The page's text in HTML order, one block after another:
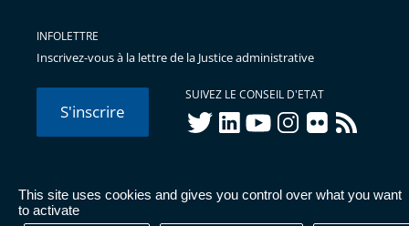
This site uses cookies and gives you control over what you want
to activate
INFOLETTRE
Inscrivez-vous à la lettre de la Justice administrative
S'inscrire
SUIVEZ LE CONSEIL D'ETAT
twitterlinkedInyoutubeinstagram
flickr rss
© Conseil d'État 2026 - Mentions légales
Données
personnelles-Publications administratives-Accessibilité :